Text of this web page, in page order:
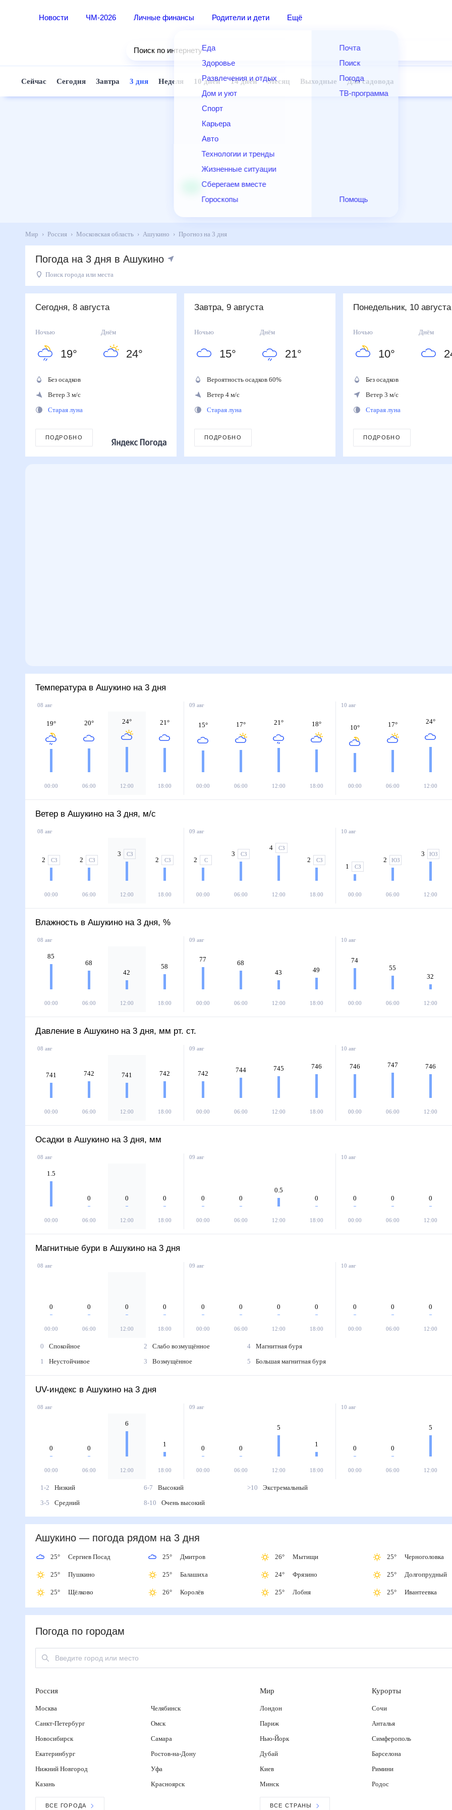
Новости ЧМ-2026 Личные финансы Родители и дети Ещё
Еда
Здоровье
Развлечения и отдых
Дом и уют
Спорт
Карьера
Авто
Технологии и тренды
Жизненные ситуации
Сберегаем вместе
Гороскопы
Почта
Поиск
Погода
ТВ-программа
Помощь
Поиск по интернету
Сейчас Сегодня Завтра 3 дня Неделя 10 дней 14 дней Месяц Выходные Для садовода
Мир Россия Московская область Ашукино Прогноз на 3 дня
Погода на 3 дня в Ашукино
Поиск города или места
День
Сегодня
8 августа
4м/с
Понедельник
Сегодня, 8 августа
Ночью
19°
Днём
24°
Без осадков
Ветер 3 м/с
Старая луна
ПОДРОБНО
Завтра, 9 августа
Ночью
15°
Днём
21°
Вероятность осадков 60%
Ветер 4 м/с
Старая луна
ПОДРОБНО
понедельник, 10 августа
Ночью
10°
Днём
Без осадков
Ветер 3 м/с
Старая луна
ПОДРОБНО
Температура в Ашукино на 3 дня
08 авг
19°
00:00
20°
06:00
24°
12:00
21°
18:00
09 авг
15°
00:00
17°
06:00
21°
12:00
18°
18:00
10 авг
10°
00:00
17°
06:00
24°
12:00
Ветер в Ашукино на 3 дня, м/с
08 авг
2 СЗ
00:00
2 СЗ
06:00
3 СЗ
12:00
2 СЗ
18:00
09 авг
2 С
00:00
3 СЗ
06:00
4 СЗ
12:00
2 СЗ
18:00
10 авг
1 СЗ
00:00
2 ЮЗ
06:00
3 ЮЗ
12:00
Влажность в Ашукино на 3 дня, %
08 авг
85
00:00
68
06:00
42
12:00
58
18:00
09 авг
77
00:00
68
06:00
43
12:00
49
18:00
10 авг
74
00:00
55
06:00
32
12:00
Давление в Ашукино на 3 дня, мм рт. ст.
08 авг
741
00:00
742
06:00
741
12:00
742
18:00
09 авг
742
00:00
744
06:00
745
12:00
746
18:00
10 авг
746
00:00
747
06:00
746
12:00
Осадки в Ашукино на 3 дня, мм
08 авг
1.5
00:00
0
06:00
0
12:00
0
18:00
09 авг
0
00:00
0
06:00
0.5
12:00
0
18:00
10 авг
0
00:00
0
06:00
0
12:00
Магнитные бури в Ашукино на 3 дня
08 авг
0
00:00
0
06:00
0
12:00
0
18:00
09 авг
0
00:00
0
06:00
0
12:00
0
18:00
10 авг
0
00:00
0
06:00
0
12:00
0
Спокойное
1
Неустойчивое
2
Слабо возмущённое
3
Возмущённое
4
Магнитная буря
5
Большая магнитная буря
UV-индекс в Ашукино на 3 дня
08 авг
0
00:00
0
06:00
6
12:00
1
18:00
09 авг
0
00:00
0
06:00
5
12:00
1
18:00
10 авг
0
00:00
0
06:00
5
12:00
1-2
Низкий
3-5
Средний
6-7
Высокий
8-10
Очень высокий
>10 Экстремальный
Ашукино — погода рядом на 3 дня
25° Сергиев Посад
25° Пушкино
25° Щёлково
25° Дмитров
25° Балашиха
26° Королёв
26° Мытищи
24° Фрязино
25° Лобня
25° Черноголовка
25° Долгопрудный
25° Ивантеевка
Погода по городам
Россия
Москва
Санкт-Петербург
Новосибирск
Екатеринбург
Нижний Новгород
Казань
Челябинск
Омск
Самара
Ростов-на-Дону
Уфа
Красноярск
ВСЕ ГОРОДА
Мир
Лондон
Париж
Нью-Йорк
Дубай
Киев
Минск
Курорты
Сочи
Анталья
Симферополь
Барселона
Римини
Родос
ВСЕ СТРАНЫ